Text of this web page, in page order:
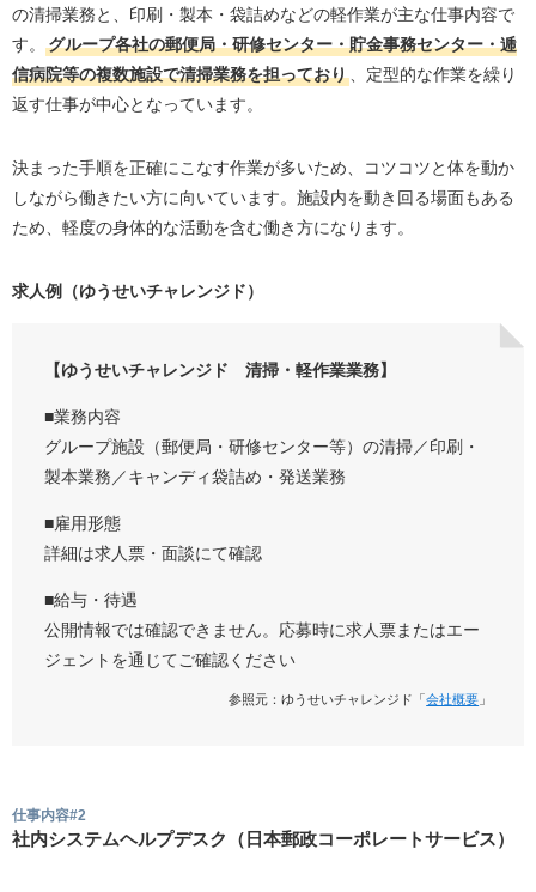
の清掃業務と、印刷・製本・袋詰めなどの軽作業が主な仕事内容で
す。
グループ各社の郵便局・研修センター・貯金事務センター・逓
信病院等の複数施設で清掃業務を担っており、定型的な作業を繰り
返す仕事が中心となっています。
決まった手順を正確にこなす作業が多いため、コツコツと体を動か
しながら働きたい方に向いています。施設内を動き回る場面もある
ため、軽度の身体的な活動を含む働き方になります。
求人例（ゆうせいチャレンジド）
【ゆうせいチャレンジド 清掃・軽作業業務】
■業務内容
グループ施設（郵便局・研修センター等）の清掃／印刷・
製本業務／キャンディ袋詰め・発送業務
■雇用形態
詳細は求人票・面談にて確認
■給与・待遇
公開情報では確認できません。応募時に求人票またはエー
ジェントを通じてご確認ください
参照元：ゆうせいチャレンジド「会社概要 」
仕事内容#2
社内システムヘルプデスク（日本郵政コーポレートサービス）